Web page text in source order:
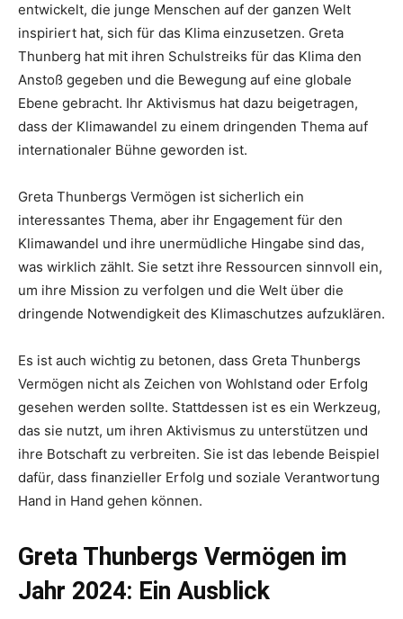
entwickelt, die junge Menschen auf der ganzen Welt
inspiriert hat, sich für das Klima einzusetzen. Greta
Thunberg hat mit ihren Schulstreiks für das Klima den
Anstoß gegeben und die Bewegung auf eine globale
Ebene gebracht. Ihr Aktivismus hat dazu beigetragen,
dass der Klimawandel zu einem dringenden Thema auf
internationaler Bühne geworden ist.
Greta Thunbergs Vermögen ist sicherlich ein
interessantes Thema, aber ihr Engagement für den
Klimawandel und ihre unermüdliche Hingabe sind das,
was wirklich zählt. Sie setzt ihre Ressourcen sinnvoll ein,
um ihre Mission zu verfolgen und die Welt über die
dringende Notwendigkeit des Klimaschutzes aufzuklären.
Es ist auch wichtig zu betonen, dass Greta Thunbergs
Vermögen nicht als Zeichen von Wohlstand oder Erfolg
gesehen werden sollte. Stattdessen ist es ein Werkzeug,
das sie nutzt, um ihren Aktivismus zu unterstützen und
ihre Botschaft zu verbreiten. Sie ist das lebende Beispiel
dafür, dass finanzieller Erfolg und soziale Verantwortung
Hand in Hand gehen können.
Greta Thunbergs Vermögen im
Jahr 2024: Ein Ausblick